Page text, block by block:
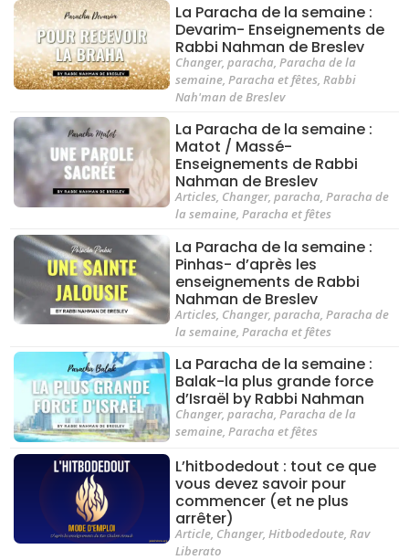
La Paracha de la semaine :
Devarim- Enseignements de
Rabbi Nahman de Breslev
Changer,paracha,Paracha de la
semaine,Paracha et fêtes,Rabbi
Nah'man de Breslev
La Paracha de la semaine :
Matot / Massé-
Enseignements de Rabbi
Nahman de Breslev
Articles, Changer,paracha,Paracha de
la semaine,Paracha et fêtes
La Paracha de la semaine :
Pinhas- d’après les
enseignements de Rabbi
Nahman de Breslev
Articles, Changer,paracha,Paracha de
la semaine,Paracha et fêtes
La Paracha de la semaine :
Balak-la plus grande force
d’Israël by Rabbi Nahman
Changer,paracha,Paracha de la
semaine,Paracha et fêtes
L’hitbodedout : tout ce que
vous devez savoir pour
commencer (et ne plus
arrêter)
Article, Changer,Hitbodedoute,Rav
Liberato